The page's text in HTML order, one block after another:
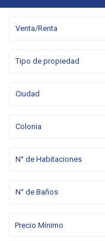
Venta/Renta
Tipo de propiedad
Ciudad
Colonia
N° de Habitaciones
N° de Baños